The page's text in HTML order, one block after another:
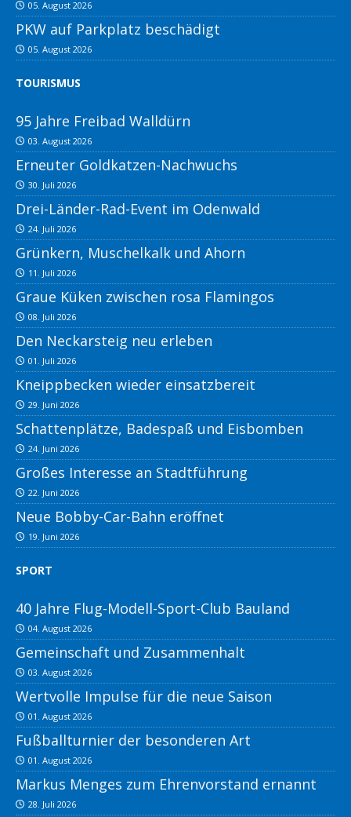
05. August 2026
PKW auf Parkplatz beschädigt
05. August 2026
TOURISMUS
95 Jahre Freibad Walldürn
03. August 2026
Erneuter Goldkatzen-Nachwuchs
30. Juli 2026
Drei-Länder-Rad-Event im Odenwald
24. Juli 2026
Grünkern, Muschelkalk und Ahorn
11. Juli 2026
Graue Küken zwischen rosa Flamingos
08. Juli 2026
Den Neckarsteig neu erleben
01. Juli 2026
Kneippbecken wieder einsatzbereit
29. Juni 2026
Schattenplätze, Badespaß und Eisbomben
24. Juni 2026
Großes Interesse an Stadtführung
22. Juni 2026
Neue Bobby-Car-Bahn eröffnet
19. Juni 2026
SPORT
40 Jahre Flug-Modell-Sport-Club Bauland
04. August 2026
Gemeinschaft und Zusammenhalt
03. August 2026
Wertvolle Impulse für die neue Saison
01. August 2026
Fußballturnier der besonderen Art
01. August 2026
Markus Menges zum Ehrenvorstand ernannt
28. Juli 2026